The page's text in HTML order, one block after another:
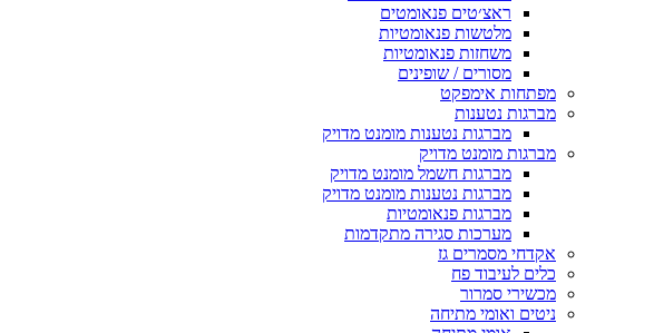
ראצ׳טים פנאומטים
מלטשות פנאומטיות
משחזות פנאומטיות
מסורים / שופינים
מפתחות אימפקט
מברגות נטענות
מברגות נטענות מומנט מדויק
מברגות מומנט מדויק
מברגות חשמל מומנט מדויק
מברגות נטענות מומנט מדויק
מברגות פנאומטיות
מערכות סגירה מתקדמות
אקדחי מסמרים גז
כלים לעיבוד פח
מכשירי סמרור
ניטים ואומי מתיחה